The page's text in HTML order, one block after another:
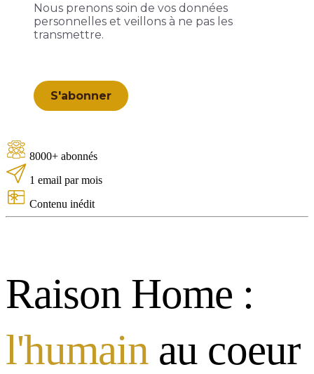
Nous prenons soin de vos données
personnelles et veillons à ne pas les
transmettre.
S'abonner
8000+ abonnés
1 email par mois
Contenu inédit
Raison Home :
l'humain au coeur